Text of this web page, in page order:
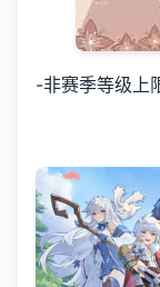
-非赛季等级上